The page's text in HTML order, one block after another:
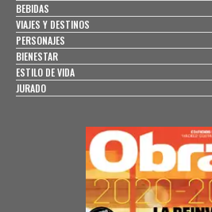
BEBIDAS
VIAJES Y DESTINOS
PERSONAJES
BIENESTAR
ESTILO DE VIDA
JURADO